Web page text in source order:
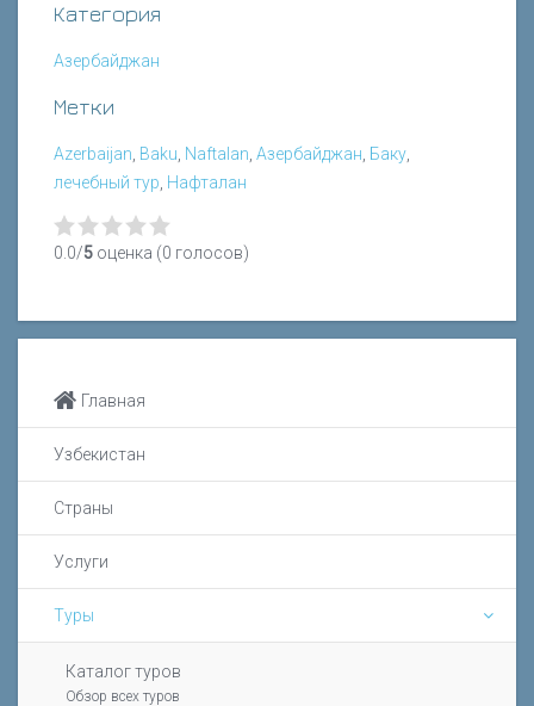
Категория
Азербайджан
Метки
Azerbaijan Baku Naftalan Азербайджан Баку
лечебный тур Нафталан
0.0/5 оценка (0 голосов)
Главная
Узбекистан
Страны
Услуги
Туры
Каталог туров
Обзор всех туров